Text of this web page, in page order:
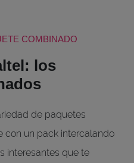
COMBINADO
los
de paquetes
con un pack intercalando
interesantes que te